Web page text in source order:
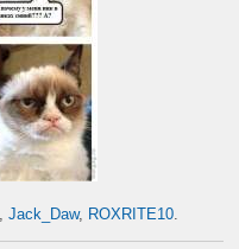
,Jack_Daw, ROXRITE10